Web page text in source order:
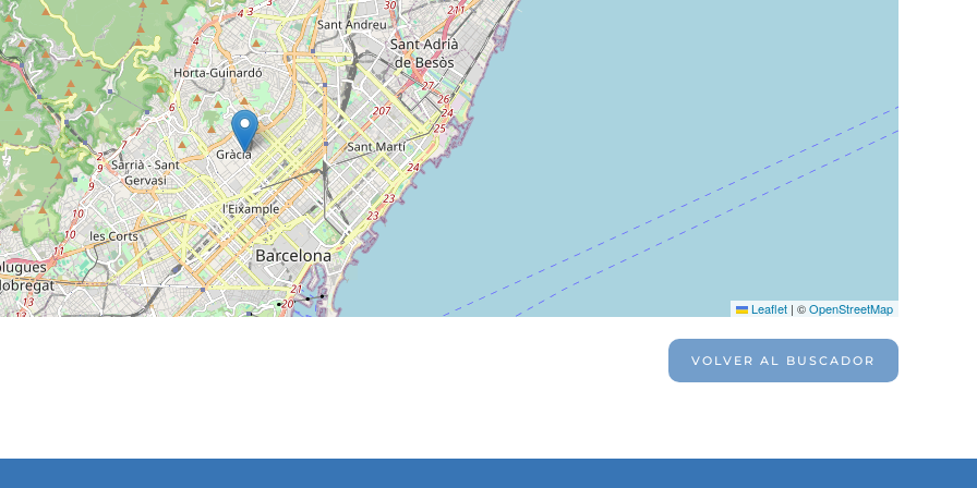
Leaflet | ©OpenStreetMap
VOLVER AL BUSCADOR